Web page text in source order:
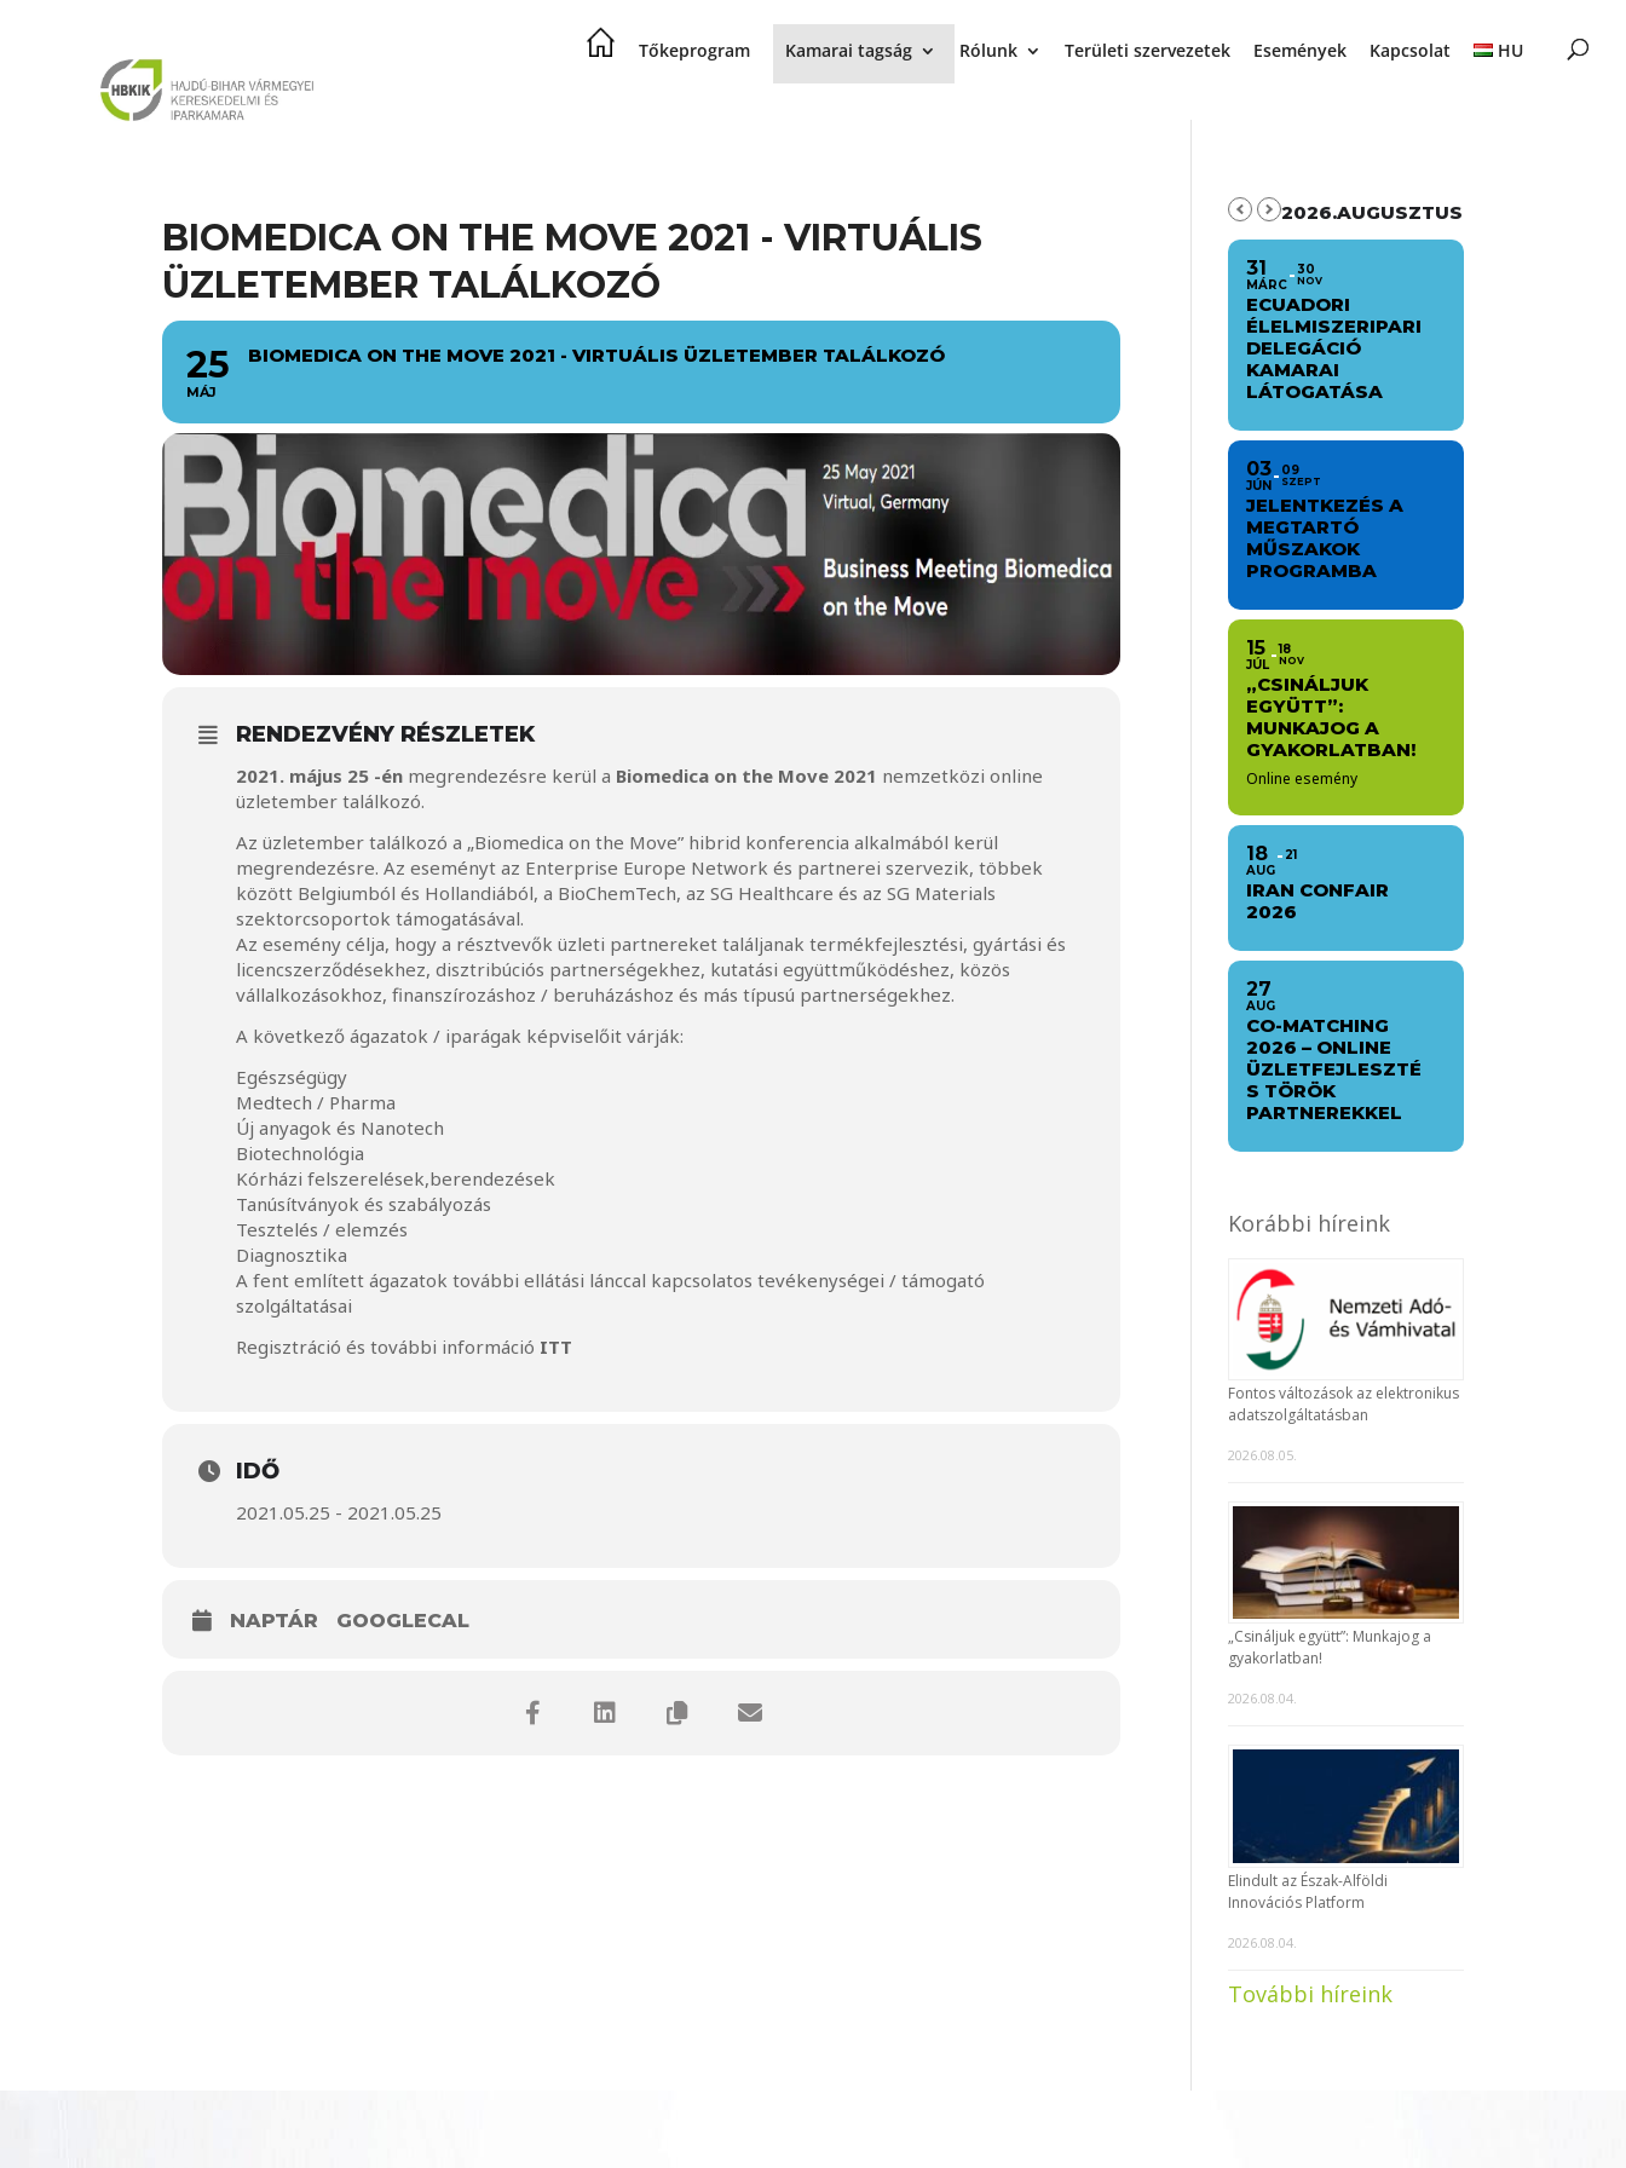
Tőkeprogram Kamarai tagság Rólunk Területi szervezetek Események Kapcsolat HU
BIOMEDICA ON THE MOVE 2021 - VIRTUÁLIS
ÜZLETEMBER TALÁLKOZÓ
25
MÁJ
BIOMEDICA ON THE MOVE 2021 - VIRTUÁLIS ÜZLETEMBER TALÁLKOZÓ
RENDEZVÉNY RÉSZLETEK
2021. május 25 -én megrendezésre kerül a Biomedica on the Move 2021 nemzetközi online
üzletember találkozó.
Az üzletember találkozó a „Biomedica on the Move” hibrid konferencia alkalmából kerül
megrendezésre. Az eseményt az Enterprise Europe Network és partnerei szervezik, többek
között Belgiumból és Hollandiából, a BioChemTech, az SG Healthcare és az SG Materials
szektorcsoportok támogatásával.
Az esemény célja, hogy a résztvevők üzleti partnereket találjanak termékfejlesztési, gyártási és
licencszerződésekhez, disztribúciós partnerségekhez, kutatási együttműködéshez, közös
vállalkozásokhoz, finanszírozáshoz / beruházáshoz és más típusú partnerségekhez.
A következő ágazatok / iparágak képviselőit várják:
Egészségügy
Medtech / Pharma
Új anyagok és Nanotech
Biotechnológia
Kórházi felszerelések,berendezések
Tanúsítványok és szabályozás
Tesztelés / elemzés
Diagnosztika
A fent említett ágazatok további ellátási lánccal kapcsolatos tevékenységei / támogató
szolgáltatásai
Regisztráció és további információ ITT
IDŐ
2021.05.25 - 2021.05.25
NAPTÁR GOOGLECAL
2026.AUGUSZTUS
31
MÁRC
30
NOV
ECUADORI
ÉLELMISZERIPARI
DELEGÁCIÓ
KAMARAI
LÁTOGATÁSA
03
JÚN
09
SZEPT
JELENTKEZÉS A
MEGTARTÓ
MŰSZAKOK
PROGRAMBA
15
JÚL
18
NOV
„CSINÁLJUK
EGYÜTT”:
MUNKAJOG A
GYAKORLATBAN!
Online esemény
18
AUG
21
IRAN CONFAIR
2026
27
AUG
CO-MATCHING
2026 – ONLINE
ÜZLETFEJLESZTÉ
S TÖRÖK
PARTNEREKKEL
Korábbi híreink
Fontos változások az elektronikus
adatszolgáltatásban
2026.08.05.
„Csináljuk együtt”: Munkajog a
gyakorlatban!
2026.08.04.
Elindult az Észak-Alföldi
Innovációs Platform
2026.08.04.
További híreink